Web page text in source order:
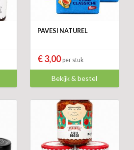
PAVESI NATUREL
€ 3,00per stuk
Bekijk & bestel